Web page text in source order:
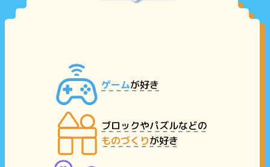
ゲームが好き
ブロックやパズルなどの
ものづくりが好き